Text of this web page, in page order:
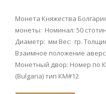
Монета Княжества
монеты: Номинал: 50
Диаметр: мм Вес: гр.
Взаимное положение
Монетный двор: Номер по
(Bulgaria) тип КМ#12